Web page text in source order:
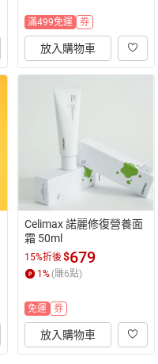
滿499免運 券
放入購物車
Celimax 諾麗修復營養面
霜 50ml
15%折後$679
1 % (賺6點)
免運 券
放入購物車